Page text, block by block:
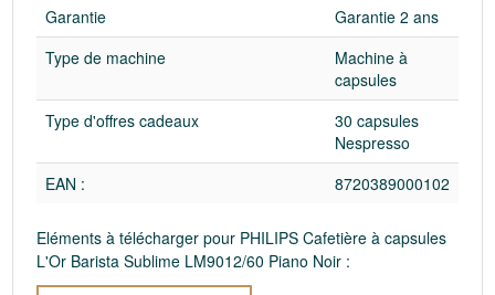
Garantie
Garantie 2 ans
Type de machine
Machine à
capsules
Type d'offres cadeaux
30 capsules
Nespresso
EAN :
8720389000102
Eléments à télécharger pour PHILIPS Cafetière à capsules
L'Or Barista Sublime LM9012/60 Piano Noir :